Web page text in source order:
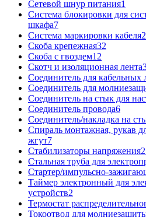
Сетевой шнур питания1
Система блокировки для
шкафа7
Система маркировки кабеля
Скоба крепежная32
Скоба с гвоздем12
Скотч и изоляционная лента
Соединитель для кабельных
Соединитель для
Соединитель на стык для
Соединитель провода6
Соединитель/накладка на
Спираль монтажная, рукав
жгут7
Стабилизаторы напряжения
Стальная труба для
Стартер/импульсно-
Таймер электронный для
устройств2
Термостат
Токоотвод для